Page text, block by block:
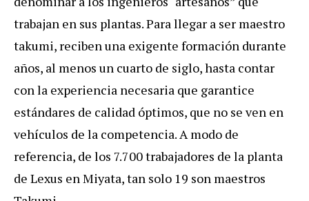
trabajan en sus plantas. Para llegar a ser maestro
takumi, reciben una exigente formación durante
años, al menos un cuarto de siglo, hasta contar
con la experiencia necesaria que garantice
estándares de calidad óptimos, que no se ven en
vehículos de la competencia. A modo de
referencia, de los 7.700 trabajadores de la planta
de Lexus en Miyata, tan solo 19 son maestros